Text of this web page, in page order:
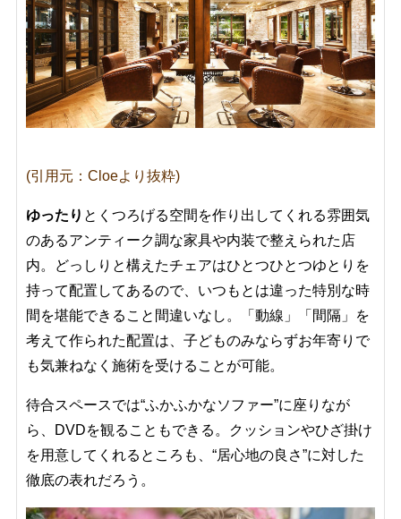
(引用元：Cloeより抜粋)
ゆったり とくつろげる空間を作り出してくれる雰囲気
のあるアンティーク調な家具や内装で整えられた店
内。どっしりと構えたチェアはひとつひとつゆとりを
持って配置してあるので、いつもとは違った特別な時
間を堪能できること間違いなし。「動線」「間隔」を
考えて作られた配置は、子どものみならずお年寄りで
も気兼ねなく施術を受けることが可能。
待合スペースでは“ふかふかなソファー”に座りなが
ら、DVDを観ることもできる。クッションやひざ掛け
を用意してくれるところも、“居心地の良さ”に対した
徹底の表れだろう。